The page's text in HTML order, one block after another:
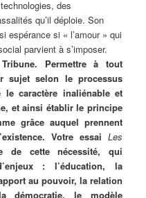
des
qu’il déploie. Son
espérance si « l’amour » qui
parvient à s’imposer.
Permettre à tout
sujet selon le processus
le caractère inaliénable et
et ainsi établir le principe
grâce auquel prennent
Votre essai Les
de cette nécessité, qui
: l’éducation, la
au pouvoir, la relation
démocratie, le modèle